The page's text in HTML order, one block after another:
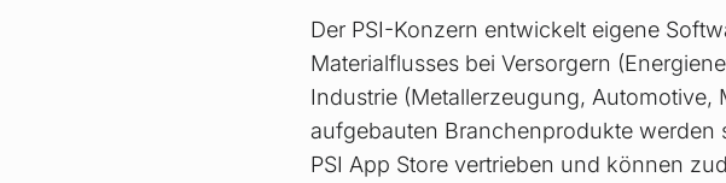
Der PSI-Konzern entwickelt eigene
Materialflusses bei Versorgern
Industrie (Metallerzeugung,
aufgebauten Branchenprodukte werden
PSI App Store vertrieben und können